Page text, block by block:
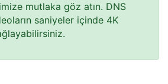
mutlaka göz atın. DNS
saniyeler içinde 4K